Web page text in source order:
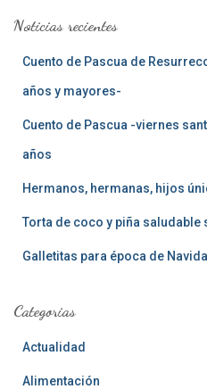
rNoticias recientes
Cuento de Pascua de
años y mayores-
Cuento de Pascua -viernes
años
Hermanos, hermanas, hijos
Torta de coco y piña saludable
Galletitas para época de
Categorias
Actualidad
Alimentación